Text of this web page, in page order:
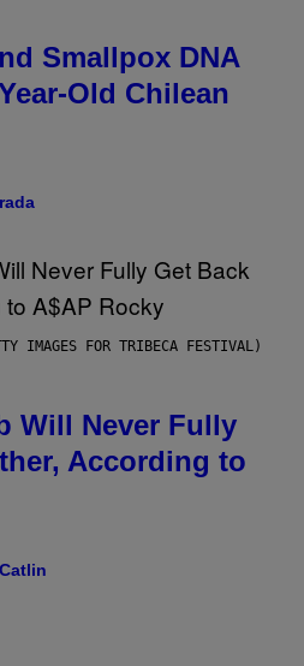
Smallpox DNA
Old Chilean
IMAGES FOR TRIBECA FESTIVAL)
Will Never Fully
According to